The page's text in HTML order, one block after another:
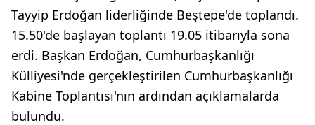
Tayyip Erdoğan liderliğinde Beştepe'de toplandı.
15.50'de başlayan toplantı 19.05 itibarıyla sona
erdi. Başkan Erdoğan, Cumhurbaşkanlığı
Külliyesi'nde gerçekleştirilen Cumhurbaşkanlığı
Kabine Toplantısı'nın ardından açıklamalarda
bulundu.